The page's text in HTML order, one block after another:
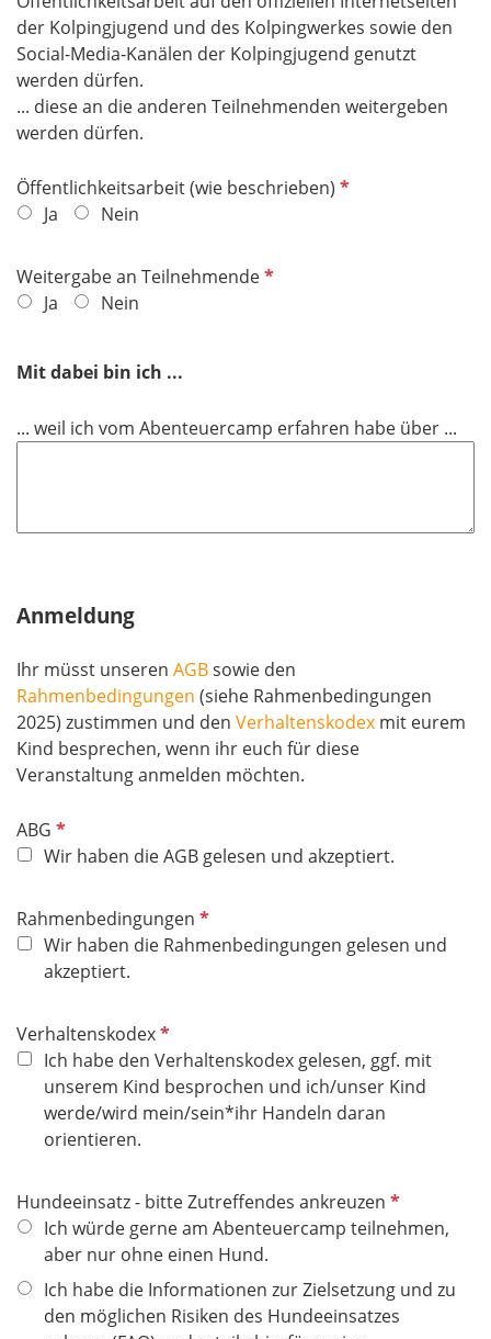
der Kolpingjugend und des Kolpingwerkes sowie den
Social-Media-Kanälen der Kolpingjugend genutzt
werden dürfen.
... diese an die anderen Teilnehmenden weitergeben
werden dürfen.
Öffentlichkeitsarbeit (wie beschrieben) P
l
d
Ja Nein
Weitergabe an TeilnehmendeP
t
d
Ja Nein
Mit dabei bin ich ...
... weil ich vom Abenteuercamp erfahren habe über ...
Anmeldung
Ihr müsst unseren AGBsowie den
Rahmenbedingungen (siehe Rahmenbedingungen
2025) zustimmen und den Verhaltenskodex mit eurem
Kind besprechen, wenn ihr euch für diese
Veranstaltung anmelden möchten.
ABG P
f
c
h
e
l
d
Wir haben die AGB gelesen und akzeptiert.
Rahmenbedingungen P
f
f
Wir haben die Rahmenbedingungen gelesen und
akzeptiert.
VerhaltenskodexP
f
l
i
t
d
Ich habe den Verhaltenskodex gelesen, ggf. mit
unserem Kind besprochen und ich/unser Kind
werde/wird mein/sein*ihr Handeln daran
orientieren.
Hundeeinsatz - bitte Zutreffendes ankreuzen P
f
c
Ich würde gerne am Abenteuercamp teilnehmen,
aber nur ohne einen Hund.
Ich habe die Informationen zur Zielsetzung und zu
den möglichen Risiken des Hundeeinsatzes